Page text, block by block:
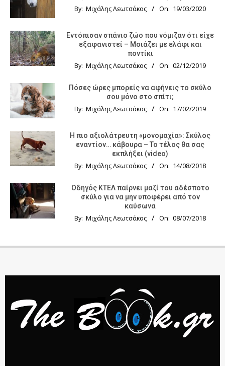
By: Μιχάλης Λεωτσάκος On: 19/03/2020
Εντόπισαν σπάνιο ζώο που νόμιζαν ότι είχε
εξαφανιστεί – Μοιάζει με ελάφι και
ποντίκι
By: Μιχάλης Λεωτσάκος On: 02/12/2019
Πόσες ώρες μπορείς να αφήνεις το σκύλο
σου μόνο στο σπίτι;
By: Μιχάλης Λεωτσάκος On: 17/02/2019
Η πιο αξιολάτρευτη «μονομαχία»: Σκύλος
εναντίον… κάβουρα – Το τέλος θα σας
εκπλήξει (video)
By: Μιχάλης Λεωτσάκος On: 14/08/2018
Οδηγός KTΕΛ παίρνει μαζί του αδέσποτο
σκύλο για να μην υποφέρει από τον
καύσωνα
By: Μιχάλης Λεωτσάκος On: 08/07/2018